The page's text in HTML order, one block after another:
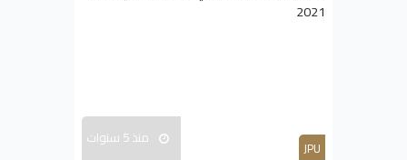
JPU منذ 5 سنوات